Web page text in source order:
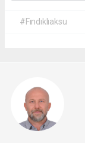
#Fındıklıaksu